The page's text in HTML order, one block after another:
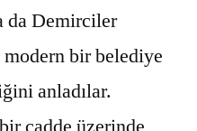
da Demirciler
modern bir belediye
anladılar.